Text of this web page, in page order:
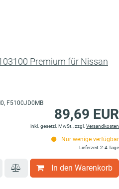
Premium für Nissan
F5100JD0MB
89,69 EUR
inkl. gesetzl. MwSt., zzgl. Versandkosten
Nur wenige verfügbar
Lieferzeit: 2-4 Tage
In den Warenkorb